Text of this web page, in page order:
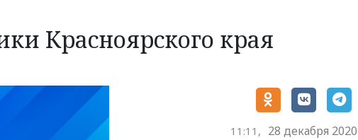
Красноярского края
11:11, 28 декабря 2020